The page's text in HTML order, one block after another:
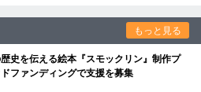
もっと見る
史を伝える絵本『スモックリン』制作プ
ファンディングで支援を募集